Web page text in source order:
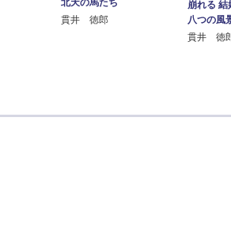
北天の馬たち
貫井 徳郎
崩れる 結
八つの風
貫井 徳